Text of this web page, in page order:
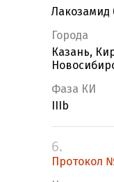
Лакозамид
Города
Казань,
Фаза КИ
IIIb
6.
Протокол